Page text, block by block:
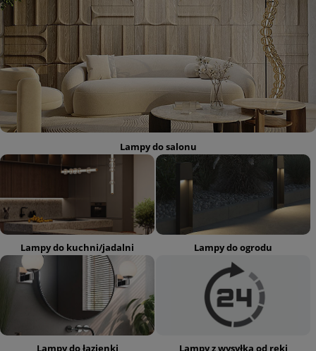
Lampy do salonu
Lampy do kuchni/jadalni Lampy do ogrodu
Lampy do łazienki Lampy z wysyłką od ręki